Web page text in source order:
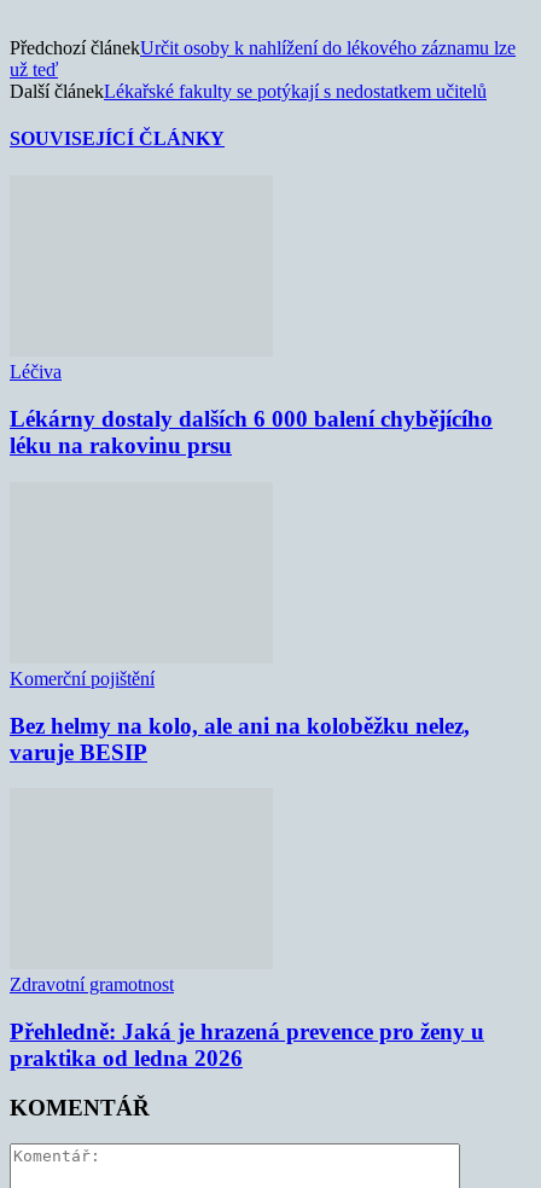
Předchozí článekUrčit osoby k nahlížení do lékového záznamu lze
už teď
Další článekLékařské fakulty se potýkají s nedostatkem učitelů
SOUVISEJÍCÍ ČLÁNKY
Léčiva
Lékárny dostaly dalších 6 000 balení chybějícího
léku na rakovinu prsu
Komerční pojištění
Bez helmy na kolo, ale ani na koloběžku nelez,
varuje BESIP
Zdravotní gramotnost
Přehledně: Jaká je hrazená prevence pro ženy u
praktika od ledna 2026
KOMENTÁŘ